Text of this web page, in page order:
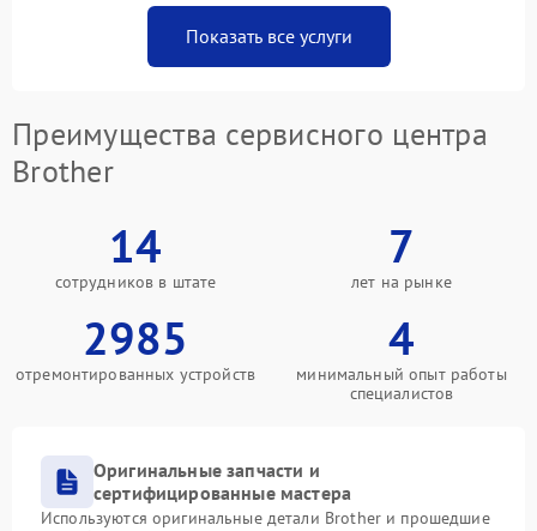
Показать все услуги
Преимущества сервисного центра
Brother
14
сотрудников в штате
7
лет на рынке
2985
отремонтированных устройств
4
минимальный опыт работы
специалистов
Оригинальные запчасти и
сертифицированные мастера
Используются оригинальные детали Brother и прошедшие